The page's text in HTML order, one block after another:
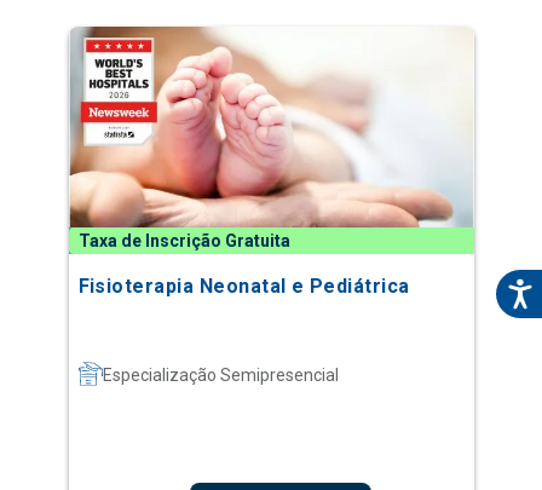
Taxa de Inscrição Gratuita
Fisioterapia Neonatal e Pediátrica
Especialização Semipresencial